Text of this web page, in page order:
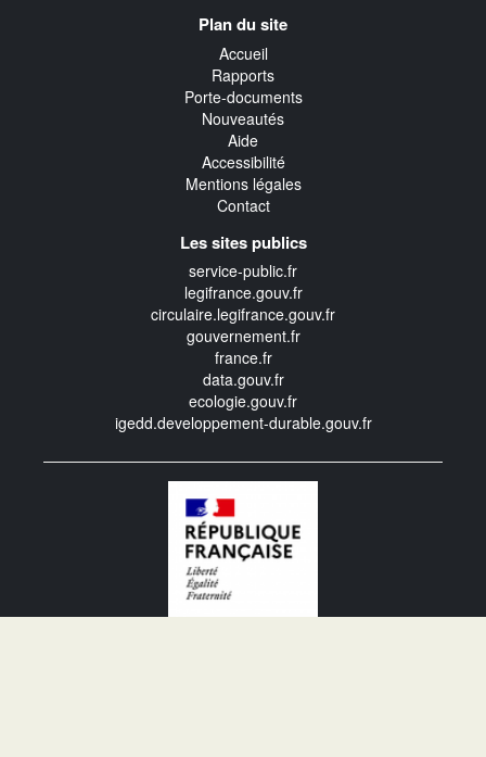
Plan du site
Accueil
Rapports
Porte-documents
Nouveautés
Aide
Accessibilité
Mentions légales
Contact
Les sites publics
service-public.fr
legifrance.gouv.fr
circulaire.legifrance.gouv.fr
gouvernement.fr
france.fr
data.gouv.fr
ecologie.gouv.fr
igedd.developpement-durable.gouv.fr